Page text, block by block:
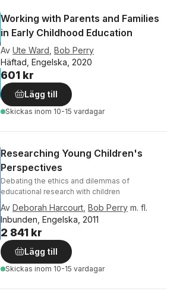
Working with Parents and Families
in Early Childhood Education
Av Ute Ward Bob Perry
Häftad, Engelska, 2020
601 kr
Lägg till
Skickas inom 10-15 vardagar
Researching Young Children's
Perspectives
Debating the ethics and dilemmas of
educational research with children
Av Deborah Harcourt Bob Perry m. fl.
Inbunden, Engelska, 2011
2 841 kr
Lägg till
Skickas inom 10-15 vardagar